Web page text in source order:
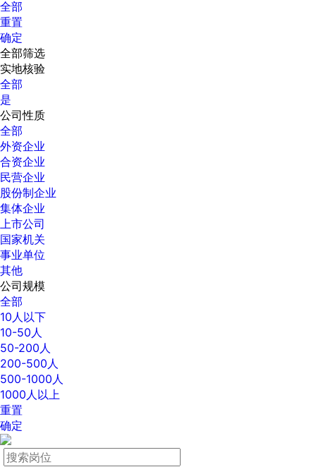
全部
重置
确定
全部筛选
实地核验
全部
是
公司性质
全部
外资企业
合资企业
民营企业
股份制企业
集体企业
上市公司
国家机关
事业单位
其他
公司规模
全部
10人以下
10-50人
50-200人
200-500人
500-1000人
1000人以上
重置
确定